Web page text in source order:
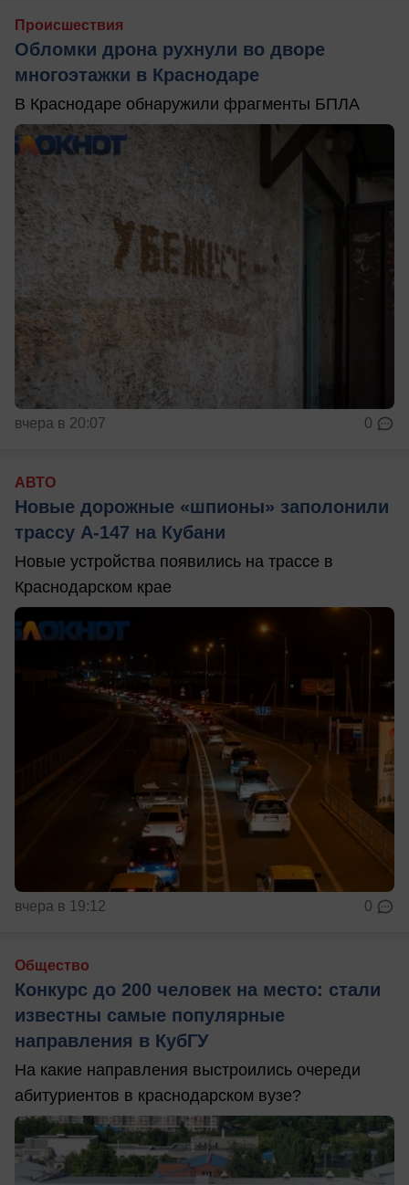
Происшествия
Обломки дрона рухнули во дворе
многоэтажки в Краснодаре
В Краснодаре обнаружили фрагменты БПЛА
вчера в 20:07 0
АВТО
Новые дорожные «шпионы» заполонили
трассу А-147 на Кубани
Новые устройства появились на трассе в
Краснодарском крае
вчера в 19:12 0
Общество
Конкурс до 200 человек на место: стали
известны самые популярные
направления в КубГУ
На какие направления выстроились очереди
абитуриентов в краснодарском вузе?